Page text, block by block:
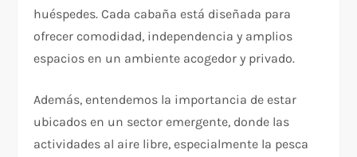
huéspedes. Cada cabaña está diseñada para
ofrecer comodidad, independencia y amplios
espacios en un ambiente acogedor y privado.
Además, entendemos la importancia de estar
ubicados en un sector emergente, donde las
actividades al aire libre, especialmente la pesca